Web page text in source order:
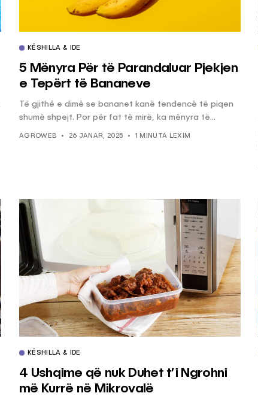
KËSHILLA & IDE
5 Mënyra Për të Parandaluar Pjekjen
e Tepërt të Bananeve
Të gjithë e dimë se bananet kanë tendencë të piqen
shumë shpejt. Por për fat të mirë, ka mënyra të...
AGROWEB 26 JANAR, 2025 1 MINUTA LEXIM
KËSHILLA & IDE
4 Ushqime që nuk Duhet t’i Ngrohni
më Kurrë në Mikrovalë